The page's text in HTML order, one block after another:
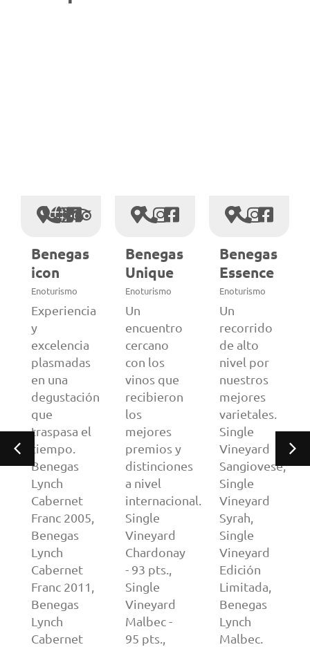
Benegas
icon
Enoturismo
Experiencia
y
excelencia
plasmadas
en una
degustación
que
traspasa el
tiempo.
Benegas
Lynch
Cabernet
Franc 2005,
Benegas
Lynch
Cabernet
Franc 2011,
Benegas
Lynch
Cabernet
Benegas
Unique
Enoturismo
Un
encuentro
cercano
con los
vinos que
recibieron
los
mejores
premios y
distinciones
a nivel
internacional.
Single
Vineyard
Chardonay
- 93 pts.,
Single
Vineyard
Malbec -
95 pts.,
Benegas
Essence
Enoturismo
Un
recorrido
de alto
nivel por
nuestros
mejores
varietales.
Single
Vineyard
Sangiovese,
Single
Vineyard
Syrah,
Single
Vineyard
Edición
Limitada,
Benegas
Lynch
Malbec.